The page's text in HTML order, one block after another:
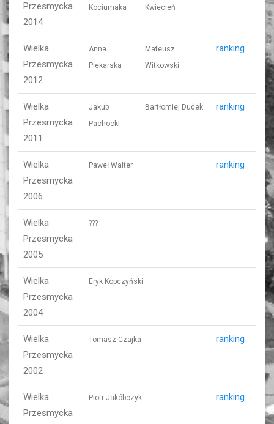
Przesmycka
2014
Kociumaka
Kwiecień
Wielka
Przesmycka
2012
Anna
Piekarska
Mateusz
Witkowski
ranking
Wielka
Przesmycka
2011
Jakub
Pachocki
Bartłomiej Dudek ranking
Wielka
Przesmycka
2006
Paweł Walter ranking
Wielka
Przesmycka
2005
???
Wielka
Przesmycka
2004
Eryk Kopczyński
Wielka
Przesmycka
2002
Tomasz Czajka ranking
Wielka
Przesmycka
Piotr Jakóbczyk ranking